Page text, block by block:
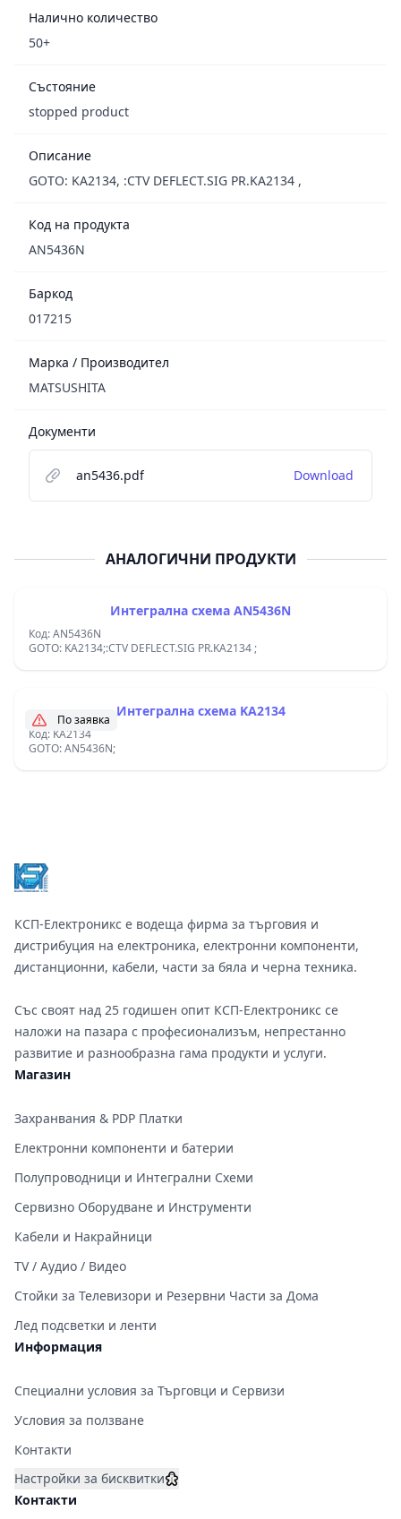
Налично количество
50+
Състояние
stopped product
Описание
GOTO: KA2134, :CTV DEFLECT.SIG PR.KA2134 ,
Код на продукта
AN5436N
Баркод
017215
Марка / Производител
MATSUSHITA
Документи
an5436.pdf Download
АНАЛОГИЧНИ ПРОДУКТИ
Интегрална схема AN5436N
Код: AN5436N
GOTO: KA2134;:CTV DEFLECT.SIG PR.KA2134 ;
По заявка
Интегрална схема KA2134
Код: KA2134
GOTO: AN5436N;
КСП-Електроникс е водеща фирма за търговия и
дистрибуция на електроника, електронни компоненти,
дистанционни, кабели, части за бяла и черна техника.
Със своят над 25 годишен опит КСП-Електроникс се
наложи на пазара с професионализъм, непрестанно
развитие и разнообразна гама продукти и услуги.
Магазин
Захранвания & PDP Платки
Електронни компоненти и батерии
Полупроводници и Интегрални Схеми
Сервизно Оборудване и Инструменти
Кабели и Накрайници
TV / Аудио / Видео
Стойки за Телевизори и Резервни Части за Дома
Лед подсветки и ленти
Информация
Специални условия за Търговци и Сервизи
Условия за ползване
Контакти
Настройки за бисквитки
Контакти